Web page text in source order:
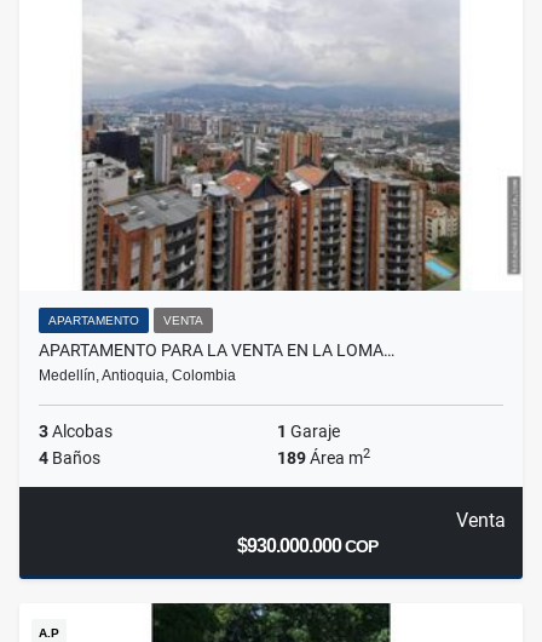
APARTAMENTO VENTA
APARTAMENTO PARA LA VENTA EN LA LOMA…
Medellín, Antioquia, Colombia
3Alcobas 1 Garaje
4 Baños 189Área m2
Venta
$930.000.000COP
A.P